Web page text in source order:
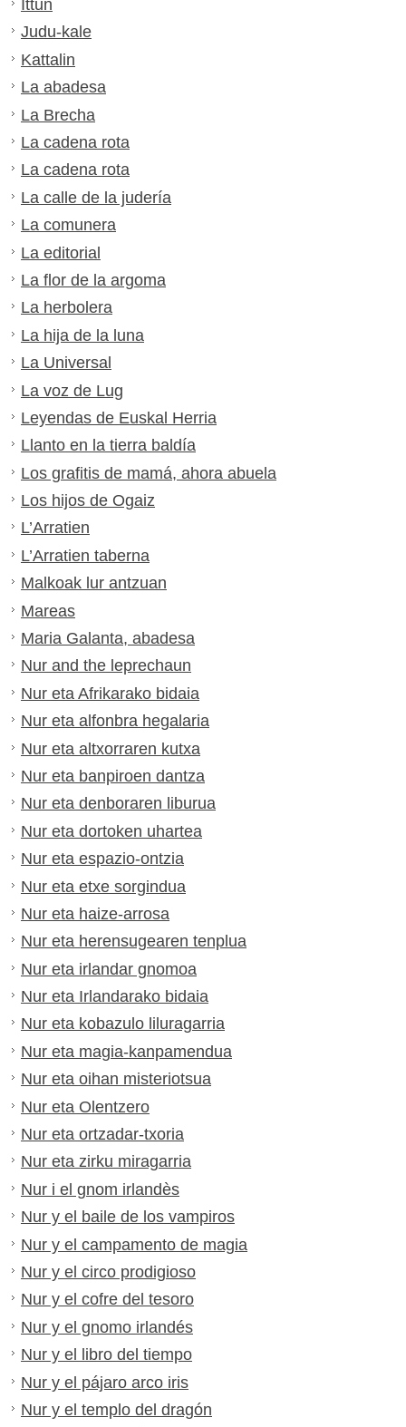
Ittun
Judu-kale
Kattalin
La abadesa
La Brecha
La cadena rota
La cadena rota
La calle de la judería
La comunera
La editorial
La flor de la argoma
La herbolera
La hija de la luna
La Universal
La voz de Lug
Leyendas de Euskal Herria
Llanto en la tierra baldía
Los grafitis de mamá, ahora abuela
Los hijos de Ogaiz
L’Arratien
L’Arratien taberna
Malkoak lur antzuan
Mareas
Maria Galanta, abadesa
Nur and the leprechaun
Nur eta Afrikarako bidaia
Nur eta alfonbra hegalaria
Nur eta altxorraren kutxa
Nur eta banpiroen dantza
Nur eta denboraren liburua
Nur eta dortoken uhartea
Nur eta espazio-ontzia
Nur eta etxe sorgindua
Nur eta haize-arrosa
Nur eta herensugearen tenplua
Nur eta irlandar gnomoa
Nur eta Irlandarako bidaia
Nur eta kobazulo liluragarria
Nur eta magia-kanpamendua
Nur eta oihan misteriotsua
Nur eta Olentzero
Nur eta ortzadar-txoria
Nur eta zirku miragarria
Nur i el gnom irlandès
Nur y el baile de los vampiros
Nur y el campamento de magia
Nur y el circo prodigioso
Nur y el cofre del tesoro
Nur y el gnomo irlandés
Nur y el libro del tiempo
Nur y el pájaro arco iris
Nur y el templo del dragón